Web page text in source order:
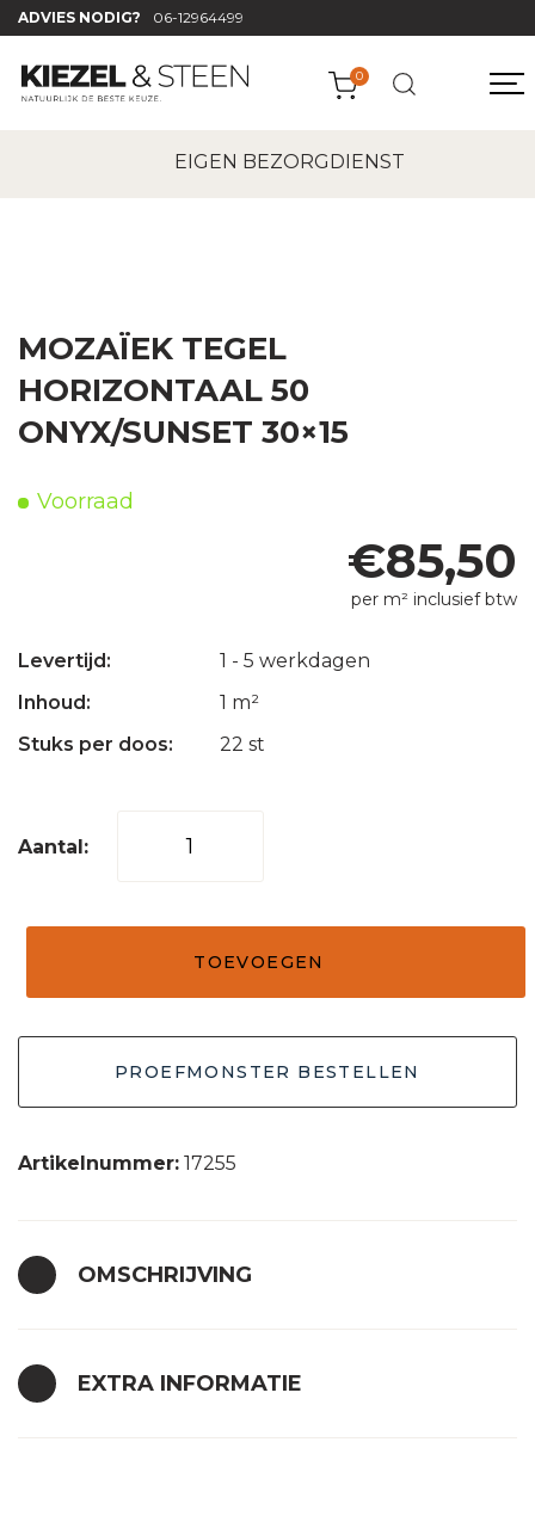
ADVIES NODIG? 06-12964499
0
EIGEN BEZORGDIENST
Horizontale mozaïek tegeltjes|
MOZAÏEK TEGEL
HORIZONTAAL 50
ONYX/SUNSET 30×15
Voorraad
€85,50
per m² inclusief btw
Levertijd:
1 - 5 werkdagen
Inhoud:
1 m²
Stuks per doos:
22 st
50
onyx/sunset
30x15
aantal
TOEVOEGEN
PROEFMONSTER BESTELLEN
Artikelnummer: 17255
OMSCHRIJVING
EXTRA INFORMATIE